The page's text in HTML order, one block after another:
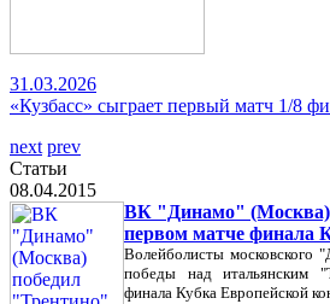
31.03.2026
«Кузбасс» сыграет первый матч 1/8
next prev
Статьи
08.04.2015
ВК "Динамо" (Москва)
первом матче финала
Волейболисты московского
победы над итальянским
финала Кубка Европейской